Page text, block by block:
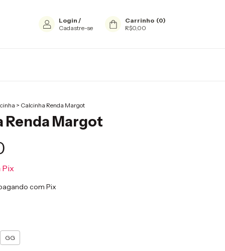
Login /
Cadastre-se
Carrinho (0)
R$0,00
> Calcinha Renda Margot
Renda Margot
Pix
com Pix
GG